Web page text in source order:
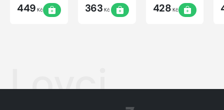
449 Kč 363 Kč 428 Kč
Lovci